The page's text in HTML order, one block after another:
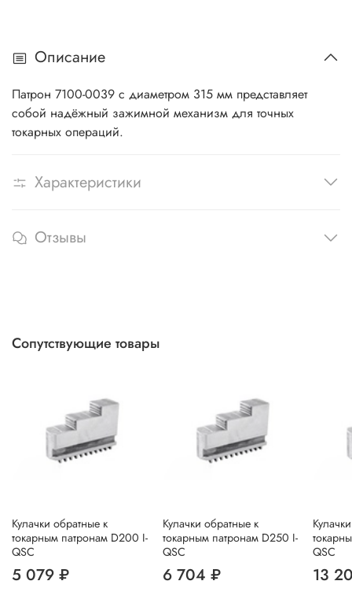
Описание
Патрон 7100-0039 с диаметром 315 мм представляет
собой надёжный зажимной механизм для точных
токарных операций.
Характеристики
Отзывы
Сопутствующие товары
Кулачки обратные к
токарным патронам D200 I-
QSC
5 079 ₽
Кулачки обратные к
токарным патронам D250 I-
QSC
6 704 ₽
QSC
13